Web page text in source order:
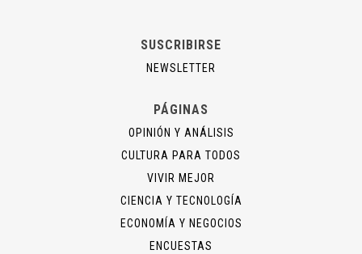
SUSCRIBIRSE
NEWSLETTER
PÁGINAS
OPINIÓN Y ANÁLISIS
CULTURA PARA TODOS
VIVIR MEJOR
CIENCIA Y TECNOLOGÍA
ECONOMÍA Y NEGOCIOS
ENCUESTAS